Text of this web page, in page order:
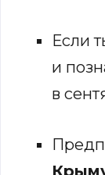
Если
и
в